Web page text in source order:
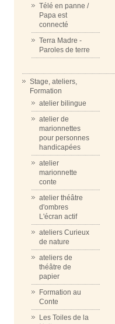
Télé en panne /
Papa est
connecté
Terra Madre -
Paroles de terre
Stage, ateliers,
Formation
atelier bilingue
atelier de
marionnettes
pour personnes
handicapées
atelier
marionnette
conte
atelier théâtre
d'ombres
L'écran actif
ateliers Curieux
de nature
ateliers de
théâtre de
papier
Formation au
Conte
Les Toiles de la